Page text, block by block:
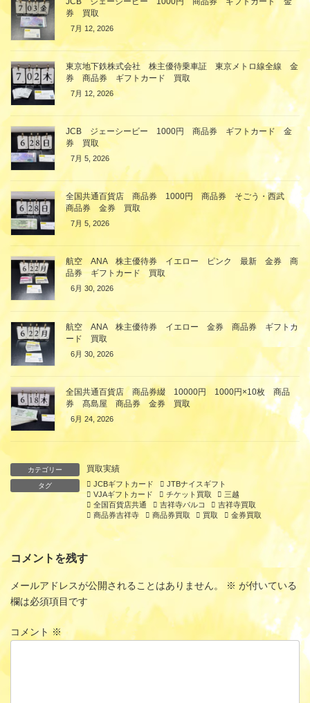
券 買取
7月 12, 2026
東京地下鉄株式会社 株主優待乗車証 東京メトロ線全線 金
券 商品券 ギフトカード 買取
7月 12, 2026
JCB ジェーシービー 1000円 商品券 ギフトカード 金
券 買取
7月 5, 2026
全国共通百貨店 商品券 1000円 商品券 そごう・西武
商品券 金券 買取
7月 5, 2026
航空 ANA 株主優待券 イエロー ピンク 最新 金券 商
品券 ギフトカード 買取
6月 30, 2026
航空 ANA 株主優待券 イエロー 金券 商品券 ギフトカ
ード 買取
6月 30, 2026
全国共通百貨店 商品券綴 10000円 1000円×10枚 商品
券 髙島屋 商品券 金券 買取
6月 24, 2026
カテゴリー 買取実績
タグ JCBギフトカード
JTBナイスギフト
VJAギフトカード
チケット買取
三越
全国百貨店共通
吉祥寺パルコ
吉祥寺買取
商品券吉祥寺
商品券買取 買取 金券買取
コメントを残す
メールアドレスが公開されることはありません。 ※ が付いている
欄は必須項目です
コメント※